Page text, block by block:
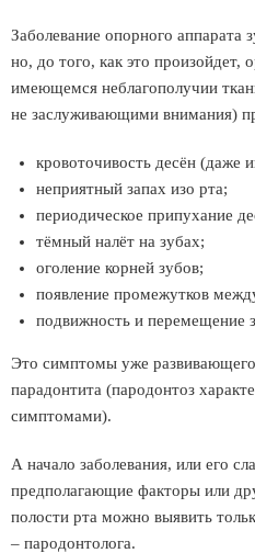
Заболевание опорного аппарата
но, до того, как это произойдет,
имеющемся неблагополучии
не заслуживающими внимания)
кровоточивость десён (даже
неприятный запах изо рта;
периодическое припухание
тёмный налёт на зубах;
oголение корней зубов;
появление промежутков
подвижность и перемещение
Это симптомы уже
парадонтита (пародонтоз
симптомами).
А начало заболевания, или его
предполагающие факторы или
полости рта можно выявить
– пародонтолога.